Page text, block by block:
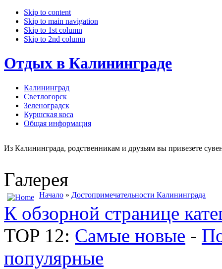
Skip to content
Skip to main navigation
Skip to 1st column
Skip to 2nd column
Отдых в Калининграде
Калининград
Светлогорск
Зеленоградск
Куршская коса
Общая информация
Из Калининграда, родственникам и друзьям вы привезете
Галерея
Начало » Достопримечательности Калининграда
К обзорной странице
TOP 12: Самые новые -
популярные